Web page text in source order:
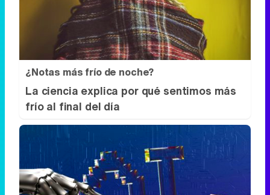
La ciencia explica por qué sentimos más
frío al final del día